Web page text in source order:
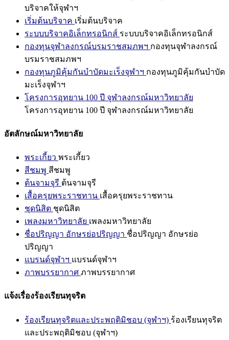
บริจาคให้จุฬาฯ
เริ่มต้นบริจาค เริ่มต้นบริจาค
ระบบบริจาคอิเล็กทรอนิกส์ ระบบบริจาคอิเล็กทรอนิกส์
กองทุนจุฬาลงกรณ์บรมราชสมภพฯ กองทุนจุฬาลงกรณ์
บรมราชสมภพฯ
กองทุนภูมิคุ้มกันบำบัดมะเร็งจุฬาฯ กองทุนภูมิคุ้มกันบำบัด
มะเร็งจุฬาฯ
โครงการอุทยาน 100 ปี จุฬาลงกรณ์มหาวิทยาลัย
โครงการอุทยาน 100 ปี จุฬาลงกรณ์มหาวิทยาลัย
อัตลักษณ์มหาวิทยาลัย
พระเกี้ยว พระเกี้ยว
สีชมพู สีชมพู
ต้นจามจุรี ต้นจามจุรี
เสื้อครุยพระราชทาน เสื้อครุยพระราชทาน
ชุดนิสิต ชุดนิสิต
เพลงมหาวิทยาลัย เพลงมหาวิทยาลัย
ชื่อปริญญา อักษรย่อปริญญา ชื่อปริญญา อักษรย่อ
ปริญญา
แบรนด์จุฬาฯ แบรนด์จุฬาฯ
ภาพบรรยากาศ ภาพบรรยากาศ
แจ้งเรื่องร้องเรียนทุจริต
ร้องเรียนทุจริตและประพฤติมิชอบ (จุฬาฯ) ร้องเรียนทุจริต
และประพฤติมิชอบ (จุฬาฯ)